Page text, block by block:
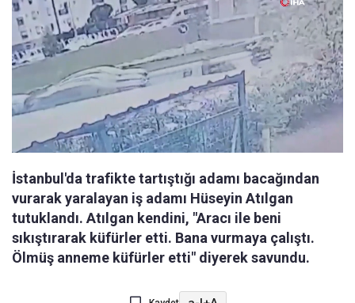
İstanbul'da trafikte tartıştığı adamı bacağından
vurarak yaralayan iş adamı Hüseyin Atılgan
tutuklandı. Atılgan kendini, "Aracı ile beni
sıkıştırarak küfürler etti. Bana vurmaya çalıştı.
Ölmüş anneme küfürler etti" diyerek savundu.